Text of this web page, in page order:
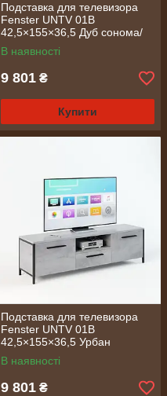
Подставка для телевизора
Fenster UNTV 01B
42,5×155×36,5 Дуб сонома/
Чёрный
В наявності
9 801 ₴
Купити
Подставка для телевизора
Fenster UNTV 01B
42,5×155×36,5 Урбан
В наявності
9 801 ₴